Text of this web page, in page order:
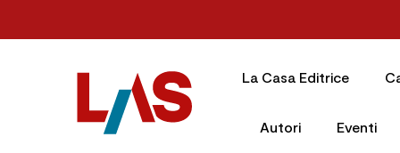
La Casa Editrice
Autori Eventi